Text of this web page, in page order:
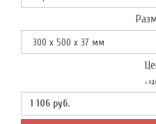
с
1 106 руб.